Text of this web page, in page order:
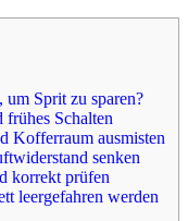
um Sprit zu sparen?
frühes Schalten
Kofferraum ausmisten
senken
korrekt prüfen
leergefahren werden